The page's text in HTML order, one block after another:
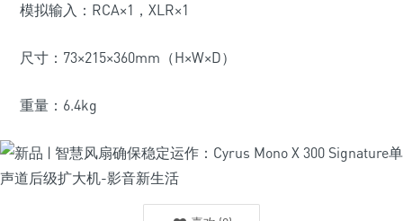
模拟输入：RCA×1，XLR×1
尺寸：73×215×360mm（H×W×D）
重量：6.4kg